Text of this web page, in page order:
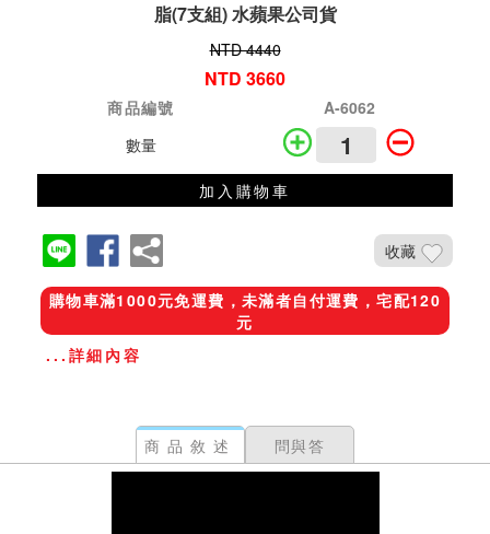
脂(7支組) 水蘋果公司貨
NTD 4440
NTD 3660
商品編號
A-6062
數量
加入購物車
收藏
購物車滿1000元免運費，未滿者自付運費，宅配120
元
...詳細內容
商品敘述 問與答